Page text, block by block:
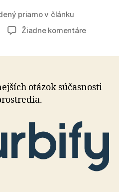
priamo v článku
Žiadne komentárena
zeleným
otázok sú­čas­nosti